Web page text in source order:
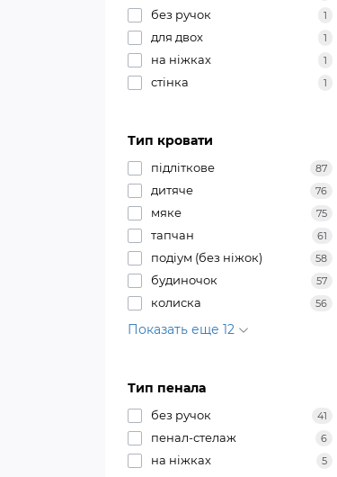
без ручок 1
для двох 1
на ніжках 1
стінка 1
Тип кровати
підліткове 87
дитяче 76
мяке 75
тапчан 61
подіум (без ніжок) 58
будиночок 57
колиска 56
Показать еще 12
Тип пенала
без ручок 41
пенал-стелаж 6
на ніжках 5